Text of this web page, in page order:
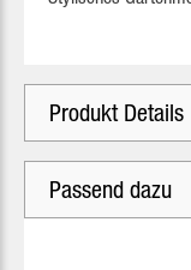
Produkt Details
Passend dazu